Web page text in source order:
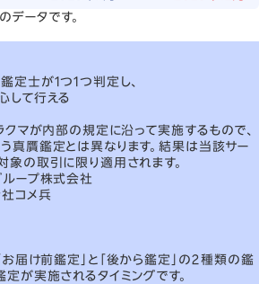
ータです。
定士が1つ1つ判定し、
して行える
クマが内部の規定に沿って実施するもので、
真贋鑑定とは異なります。結果は当該サー
象の取引に限り適用されます。
ループ株式会社
コメ兵
お届け前鑑定 」と「 後から鑑定
」の２種類の鑑
が実施されるタイミングです。